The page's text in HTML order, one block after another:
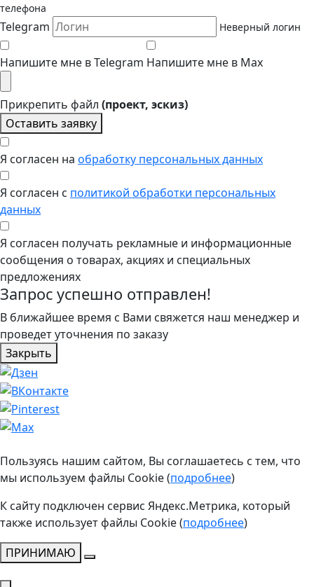
телефона
Telegram Неверный логин
Напишите мне в Telegram Напишите мне в Max
Прикрепить файл (проект, эскиз)
Оставить заявку
Я согласен на обработку персональных данных
Я согласен с политикой обработки персональных
данных
Я согласен получать рекламные и информационные
сообщения о товарах, акциях и специальных
предложениях
Запрос успешно отправлен!
В ближайшее время с Вами свяжется наш менеджер и
проведет уточнения по заказу
Закрыть
Пользуясь нашим сайтом, Вы соглашаетесь с тем, что
мы используем файлы Cookie (подробнее)
К сайту подключен сервис Яндекс.Метрика, который
также использует файлы Cookie (подробнее)
ПРИНИМАЮ